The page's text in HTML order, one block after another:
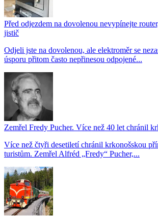
Před odjezdem na dovolenou nevypínejte
jistič
Odjeli jste na dovolenou, ale elektroměr se
úsporu přitom často nepřinesou odpojené...
Zemřel Fredy Pucher. Více než 40 let chránil
Více než čtyři desetiletí chránil krkonošskou
turistům. Zemřel Alfréd „Fredy“ Pucher,...